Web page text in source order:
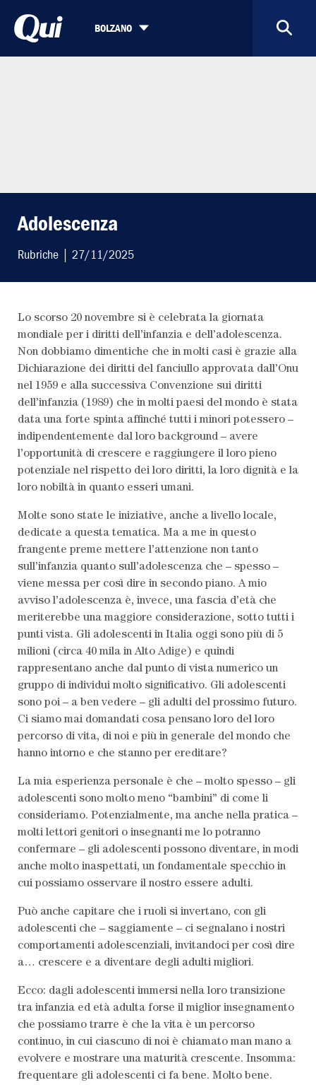
BOLZANO
LEGGI L'ULTIMO
Adolescenza
Rubriche | 27/11/2025
Lo scorso 20 novembre si è celebrata la giornata
mondiale per i diritti dell’infanzia e dell’adolescenza.
Non dobbiamo dimentiche che in molti casi è grazie alla
Dichiarazione dei diritti del fanciullo approvata dall’Onu
nel 1959 e alla successiva Convenzione sui diritti
dell’infanzia (1989) che in molti paesi del mondo è stata
data una forte spinta affinché tutti i minori potessero –
indipendentemente dal loro background – avere
l’opportunità di crescere e raggiungere il loro pieno
potenziale nel rispetto dei loro diritti, la loro dignità e la
loro nobiltà in quanto esseri umani.
Molte sono state le iniziative, anche a livello locale,
dedicate a questa tematica. Ma a me in questo
frangente preme mettere l’attenzione non tanto
sull’infanzia quanto sull’adolescenza che – spesso –
viene messa per così dire in secondo piano. A mio
avviso l’adolescenza è, invece, una fascia d’età che
meriterebbe una maggiore considerazione, sotto tutti i
punti vista. Gli adolescenti in Italia oggi sono più di 5
milioni (circa 40 mila in Alto Adige) e quindi
rappresentano anche dal punto di vista numerico un
gruppo di individui molto significativo. Gli adolescenti
sono poi – a ben vedere – gli adulti del prossimo futuro.
Ci siamo mai domandati cosa pensano loro del loro
percorso di vita, di noi e più in generale del mondo che
hanno intorno e che stanno per ereditare?
La mia esperienza personale è che – molto spesso – gli
adolescenti sono molto meno “bambini” di come li
consideriamo. Potenzialmente, ma anche nella pratica –
molti lettori genitori o insegnanti me lo potranno
confermare – gli adolescenti possono diventare, in modi
anche molto inaspettati, un fondamentale specchio in
cui possiamo osservare il nostro essere adulti.
Può anche capitare che i ruoli si invertano, con gli
adolescenti che – saggiamente – ci segnalano i nostri
comportamenti adolescenziali, invitandoci per così dire
a… crescere e a diventare degli adulti migliori.
Ecco: dagli adolescenti immersi nella loro transizione
tra infanzia ed età adulta forse il miglior insegnamento
che possiamo trarre è che la vita è un percorso
continuo, in cui ciascuno di noi è chiamato man mano a
evolvere e mostrare una maturità crescente. Insomma:
frequentare gli adolescenti ci fa bene. Molto bene.